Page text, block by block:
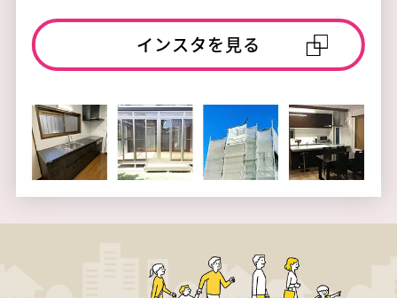
インスタを見る